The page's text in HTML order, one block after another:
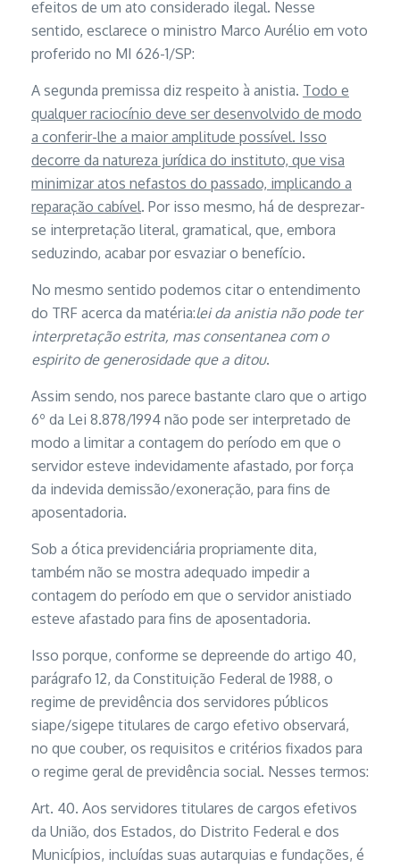
efeitos de um ato considerado ilegal. Nesse
sentido, esclarece o ministro Marco Aurélio em voto
proferido no MI 626-1/SP:
A segunda premissa diz respeito à anistia. Todo e
qualquer raciocínio deve ser desenvolvido de modo
a conferir-lhe a maior amplitude possível. Isso
decorre da natureza jurídica do instituto, que visa
minimizar atos nefastos do passado, implicando a
reparação cabível. Por isso mesmo, há de desprezar-
se interpretação literal, gramatical, que, embora
seduzindo, acabar por esvaziar o benefício.
No mesmo sentido podemos citar o entendimento
do TRF acerca da matéria:lei da anistia não pode ter
interpretação estrita, mas consentanea com o
espirito de generosidade que a ditou.
Assim sendo, nos parece bastante claro que o artigo
6º da Lei 8.878/1994 não pode ser interpretado de
modo a limitar a contagem do período em que o
servidor esteve indevidamente afastado, por força
da indevida demissão/exoneração, para fins de
aposentadoria.
Sob a ótica previdenciária propriamente dita,
também não se mostra adequado impedir a
contagem do período em que o servidor anistiado
esteve afastado para fins de aposentadoria.
Isso porque, conforme se depreende do artigo 40,
parágrafo 12, da Constituição Federal de 1988, o
regime de previdência dos servidores públicos
siape/sigepe titulares de cargo efetivo observará,
no que couber, os requisitos e critérios fixados para
o regime geral de previdência social. Nesses termos:
Art. 40. Aos servidores titulares de cargos efetivos
da União, dos Estados, do Distrito Federal e dos
Municípios, incluídas suas autarquias e fundações, é